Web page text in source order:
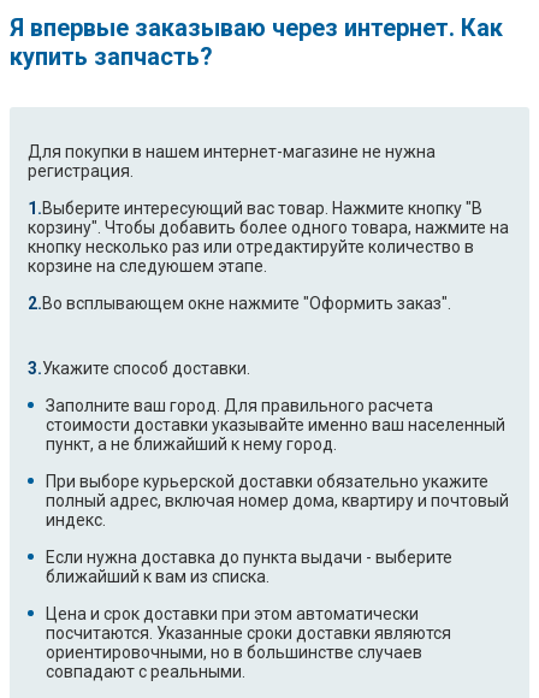
Я впервые заказываю через интернет. Как
купить запчасть?
Для покупки в нашем интернет-магазине не нужна
регистрация.
Выберите интересующий вас товар. Нажмите кнопку "В
корзину". Чтобы добавить более одного товара, нажмите на
кнопку несколько раз или отредактируйте количество в
корзине на следуюшем этапе.
Во всплывающем окне нажмите "Оформить заказ".
Укажите способ доставки.
Заполните ваш город. Для правильного расчета
стоимости доставки указывайте именно ваш населенный
пункт, а не ближайший к нему город.
При выборе курьерской доставки обязательно укажите
полный адрес, включая номер дома, квартиру и почтовый
индекс.
Если нужна доставка до пункта выдачи - выберите
ближайший к вам из списка.
Цена и срок доставки при этом автоматически
посчитаются. Указанные сроки доставки являются
ориентировочными, но в большинстве случаев
совпадают с реальными.